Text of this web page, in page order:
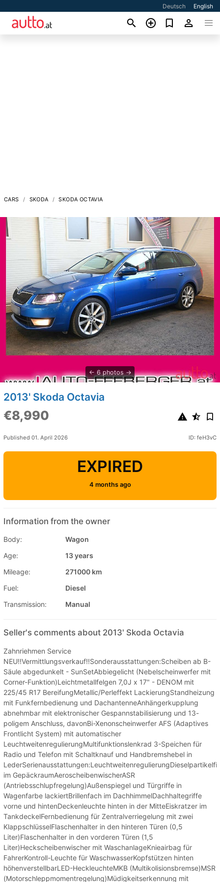
Deutsch English
CARS SKODA SKODA OCTAVIA
6 photos
2013' Skoda Octavia
€8,990
Published 01. April 2026 ID: feH3vC
EXPIRED
4 months ago
Information from the owner
Body:
Wagon
Age:
13 years
Mileage:
271000 km
Fuel:
Diesel
Transmission:
Manual
Seller's comments about 2013' Skoda Octavia
Zahnriehmen Service
NEU!!Vermittlungsverkauf!!Sonderausstattungen:Scheiben ab B-
Säule abgedunkelt - SunSetAbbiegelicht (Nebelscheinwerfer mit
Corner-Funktion)Leichtmetallfelgen 7,0J x 17" - DENOM mit
225/45 R17 BereifungMetallic/Perleffekt LackierungStandheizung
mit Funkfernbedienung und DachantenneAnhängerkupplung
abnehmbar mit elektronischer Gespannstabilisierung und 13-
poligem Anschluss, davonBi-Xenonscheinwerfer AFS (Adaptives
Frontlicht System) mit automatischer
LeuchtweitenregulierungMultifunktionslenkrad 3-Speichen für
Radio und Telefon mit Schaltknauf und Handbremshebel in
im GepäckraumAeroscheibenwischerASR
(Antriebsschlupfregelung)Außenspiegel und Türgriffe in
Wagenfarbe lackiertBrillenfach im DachhimmelDachhaltegriffe
vorne und hintenDeckenleuchte hinten in der MitteEiskratzer im
TankdeckelFernbedienung für Zentralverriegelung mit zwei
KlappschlüsselFlaschenhalter in den hinteren Türen (0,5
Liter)Flaschenhalter in den vorderen Türen (1,5
Liter)Heckscheibenwischer mit WaschanlageKnieairbag für
FahrerKontroll-Leuchte für WaschwasserKopfstützen hinten
höhenverstellbarLED-HeckleuchteMKB (Multikolisionsbremse)MSR
(Motorschleppmomentregelung)Müdigkeitserkennung mit